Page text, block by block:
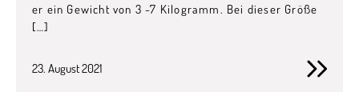
er ein Gewicht von 3 -7 Kilogramm. Bei dieser Größe
[…]
23. August 2021